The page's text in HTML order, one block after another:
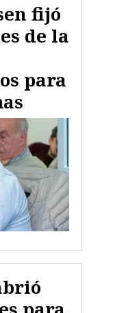
fijó
de la
para